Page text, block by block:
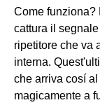
Come funziona?
cattura il
ripetitore che va
interna.
che arriva cosí
magicamente a